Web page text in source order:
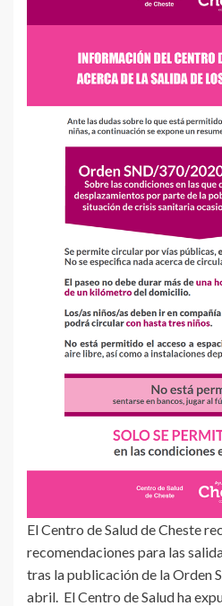
El Centro de Salud de Cheste
recomendaciones para las
tras la publicación de la Orden
abril. El Centro de Salud ha